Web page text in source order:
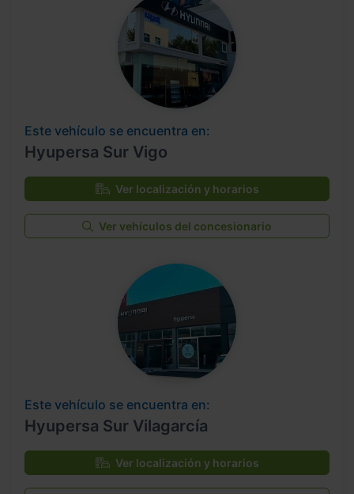
Este vehículo se encuentra en:
Hyupersa Sur Vigo
Ver localización y horarios
Ver vehículos del concesionario
Este vehículo se encuentra en:
Hyupersa Sur Vilagarcía
Ver localización y horarios